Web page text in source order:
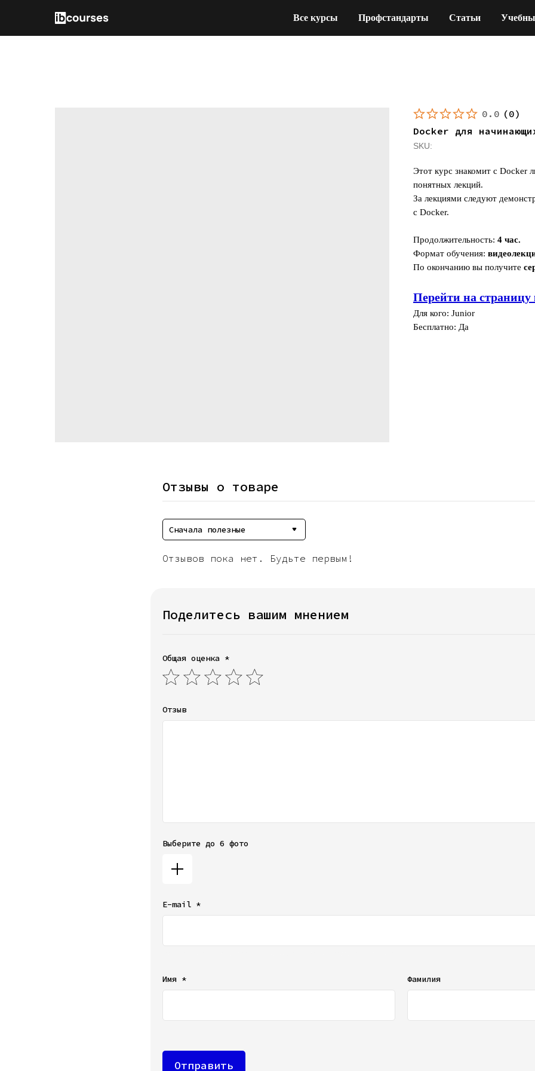
Все курсы Профстандарты Статьи
0.0 (0)
Docker для
SKU:
Этот курс знакомит с Docker
понятных лекций.
За лекциями следуют
с Docker.
Продолжительность: 4 час.
Формат обучения:
По окончанию вы получите
Перейти на страницу
Для кого: Junior
Бесплатно: Да
Отзывы о товаре
Сначала полезные
Отзывов пока нет. Будьте первым!
Поделитесь вашим мнением
Общая оценка *
Отзыв
Выберите до 6 фото
E-mail *
Имя * Фамилия
Отправить